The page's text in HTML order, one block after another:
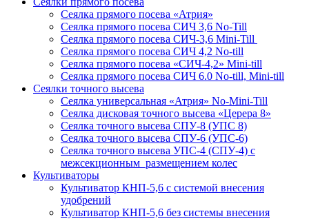
Сеялка прямого посева «Атрия»
Сеялка прямого посева СИЧ 3,6 No-Till
Сеялка прямого посева СИЧ-3,6 Mini-Till
Сеялка прямого посева СИЧ 4,2 No-till
Сеялка прямого посева «СИЧ-4,2» Mini-till
Сеялка прямого посева СИЧ 6.0 No-till, Mini-till
Сеялки точного высева
Сеялка универсальная «Атрия» No-Mini-Till
Сеялка дисковая точного высева «Церера 8»
Сеялка точного высева СПУ-8 (УПС 8)
Сеялка точного высева СПУ-6 (УПС-6)
Сеялка точного высева УПС-4 (СПУ-4) с
межсекционным размещением колес
Культиваторы
Культиватор КНП-5,6 с системой внесения
удобрений
Культиватор КНП-5,6 без системы внесения